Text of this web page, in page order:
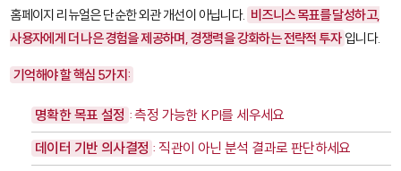
홈페이지 리뉴얼은 단순한 외관 개선이 아닙니다. 비즈니스 목표를 달성하고,
사용자에게 더 나은 경험을 제공하며, 경쟁력을 강화하는 전략적 투자 입니다.
기억해야 할 핵심 5가지:
명확한 목표 설정 : 측정 가능한 KPI를 세우세요
데이터 기반 의사결정 : 직관이 아닌 분석 결과로 판단하세요